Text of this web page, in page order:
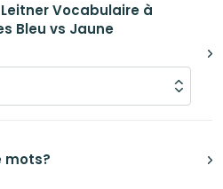
Vocabulaire à
Bleu vs Jaune
mots?